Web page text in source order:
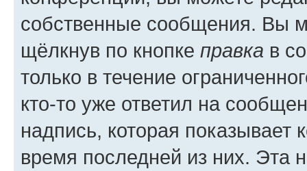
собственные сообщения. Вы
щёлкнув по кнопке правка в
только в течение
кто-то уже ответил на
надпись, которая показывает
время последней из них. Эта